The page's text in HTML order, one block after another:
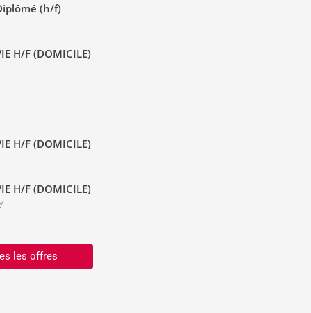
(h/f)
H/F (DOMICILE)
H/F (DOMICILE)
H/F (DOMICILE)
les offres